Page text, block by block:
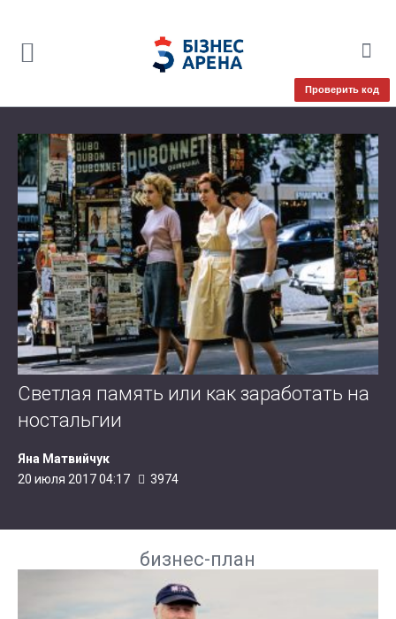
Проверить код
Светлая память или как заработать на
ностальгии
Яна Матвийчук
20 июля 2017 04:17
3974
бизнес-план